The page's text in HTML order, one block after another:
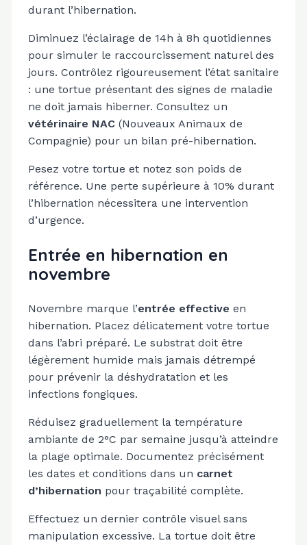
durant l’hibernation.
Diminuez l’éclairage de 14h à 8h quotidiennes
pour simuler le raccourcissement naturel des
jours. Contrôlez rigoureusement l’état sanitaire
: une tortue présentant des signes de maladie
ne doit jamais hiberner. Consultez un
vétérinaire NAC(Nouveaux Animaux de
Compagnie) pour un bilan pré-hibernation.
Pesez votre tortue et notez son poids de
référence. Une perte supérieure à 10% durant
l’hibernation nécessitera une intervention
d’urgence.
Entrée en hibernation en
novembre
Novembre marque l’entrée effective en
hibernation. Placez délicatement votre tortue
dans l’abri préparé. Le substrat doit être
légèrement humide mais jamais détrempé
pour prévenir la déshydratation et les
infections fongiques.
Réduisez graduellement la température
ambiante de 2°C par semaine jusqu’à atteindre
la plage optimale. Documentez précisément
les dates et conditions dans un carnet
d’hibernation pour traçabilité complète.
Effectuez un dernier contrôle visuel sans
manipulation excessive. La tortue doit être